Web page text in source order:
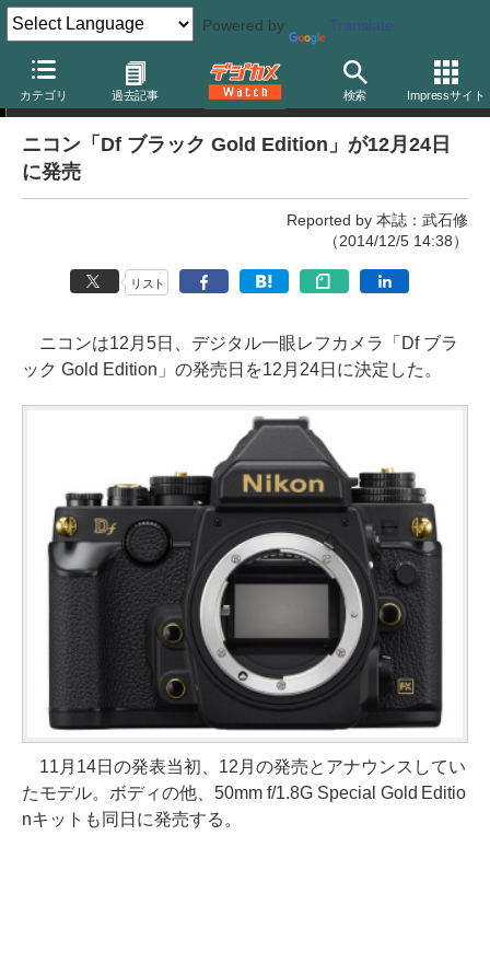
Powered by Translate
カテゴリ 過去記事 検索 Impressサイト
ニュース
ニコン「Df ブラック Gold Edition」が12月24日
に発売
Reported by 本誌：武石修
（2014/12/5 14:38）
リスト
ニコンは12月5日、デジタル一眼レフカメラ「Df ブラ
ック Gold Edition」の発売日を12月24日に決定した。
11月14日の発表当初、12月の発売とアナウンスしてい
たモデル。ボディの他、50mm f/1.8G Special Gold Editio
nキットも同日に発売する。